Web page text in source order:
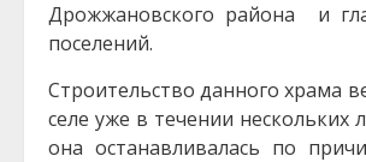
Дрожжановского района и
поселений.
Строительство данного храма
селе уже в течении нескольких
она останавливалась по